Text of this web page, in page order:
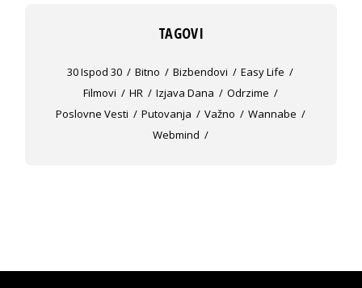
TAGOVI
30 Ispod 30 Bitno Bizbendovi
Easy Life
Filmovi
HR Izjava Dana
Odrzime
Poslovne Vesti
Putovanja Važno
Wannabe
Webmind